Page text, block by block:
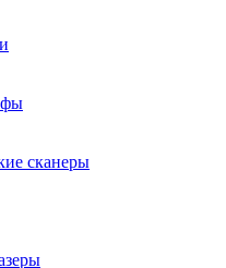
сканеры